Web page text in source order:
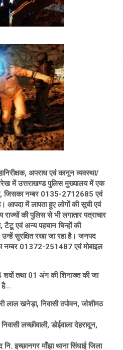
अपराध एवं कानून व्यवस्था/
में उत्तराखण्ड पुलिस मुख्यालय में एक
जिसका नम्बर 0135-2712685 एवं
में लापता हुए लोगों की सूची एवं
की पुलिस से भी लगातार पत्राचार
एवं अन्य पहचान चिन्हों की
उन्हें सुरक्षित रखा जा रहा है। जनपद
नम्बर 01372-251487 एवं मोबाइल
तथा 01 अंग की शिनाख्त की जा
है…
लाल खनेड़ा, निवासी तपोवन, जोशीमठ
लच्छीवाली, डोईवाला देहरादून,
इच्छानगर माँझा थाना सिंघाई जिला